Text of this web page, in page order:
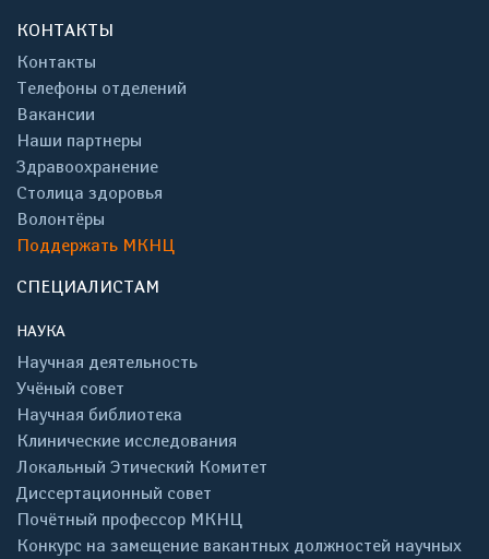
КОНТАКТЫ
Контакты
Телефоны отделений
Вакансии
Наши партнеры
Здравоохранение
Столица здоровья
Волонтёры
Поддержать МКНЦ
СПЕЦИАЛИСТАМ
НАУКА
Научная деятельность
Учёный совет
Научная библиотека
Клинические исследования
Локальный Этический Комитет
Диссертационный совет
Почётный профессор МКНЦ
Конкурс на замещение вакантных должностей научных